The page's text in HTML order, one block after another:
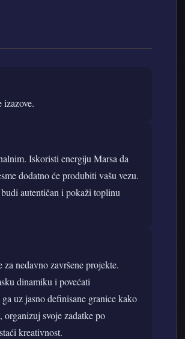
izazove.
Iskoristi energiju Marsa da
dodatno će produbiti vašu vezu.
autentičan i pokaži toplinu
nedavno završene projekte.
dinamiku i povećati
uz jasno definisane granice kako
svoje zadatke po
kreativnost.